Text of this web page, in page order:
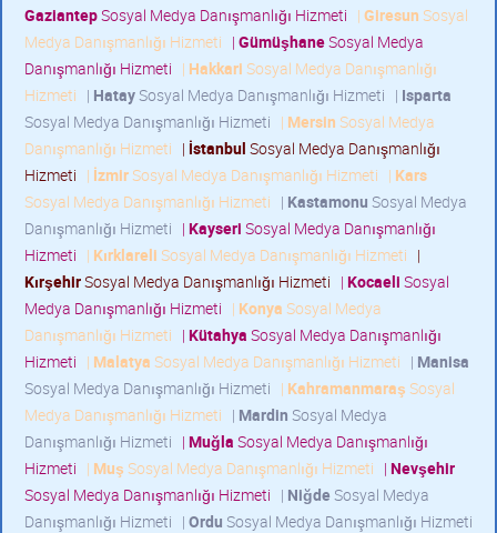
GaziantepSosyal Medya Danışmanlığı Hizmeti | Giresun Sosyal
Medya Danışmanlığı Hizmeti | GümüşhaneSosyal Medya
Danışmanlığı Hizmeti | Hakkari Sosyal Medya Danışmanlığı
Hizmeti | HataySosyal Medya Danışmanlığı Hizmeti | Isparta
Sosyal Medya Danışmanlığı Hizmeti | Mersin Sosyal Medya
Danışmanlığı Hizmeti | İstanbul Sosyal Medya Danışmanlığı
Hizmeti | İzmirSosyal Medya Danışmanlığı Hizmeti | Kars
Sosyal Medya Danışmanlığı Hizmeti | Kastamonu Sosyal Medya
Danışmanlığı Hizmeti | Kayseri Sosyal Medya Danışmanlığı
Hizmeti | Kırklareli Sosyal Medya Danışmanlığı Hizmeti |
KırşehirSosyal Medya Danışmanlığı Hizmeti | Kocaeli Sosyal
Medya Danışmanlığı Hizmeti | Konya Sosyal Medya
Danışmanlığı Hizmeti | Kütahya Sosyal Medya Danışmanlığı
Hizmeti | Malatya Sosyal Medya Danışmanlığı Hizmeti | Manisa
Sosyal Medya Danışmanlığı Hizmeti | Kahramanmaraş Sosyal
Medya Danışmanlığı Hizmeti | Mardin Sosyal Medya
Danışmanlığı Hizmeti | Muğla Sosyal Medya Danışmanlığı
Hizmeti | Muş Sosyal Medya Danışmanlığı Hizmeti | Nevşehir
Sosyal Medya Danışmanlığı Hizmeti | Niğde Sosyal Medya
Danışmanlığı Hizmeti | Ordu Sosyal Medya Danışmanlığı Hizmeti